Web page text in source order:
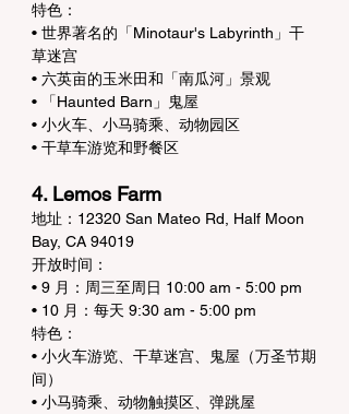
特色：
• 世界著名的「Minotaur's Labyrinth」干
草迷宫
• 六英亩的玉米田和「南瓜河」景观
• 「Haunted Barn」鬼屋
• 小火车、小马骑乘、动物园区
• 干草车游览和野餐区
4. Lemos Farm
地址：12320 San Mateo Rd, Half Moon
Bay, CA 94019
开放时间：
• 9 月：周三至周日 10:00 am - 5:00 pm
• 10 月：每天 9:30 am - 5:00 pm
特色：
• 小火车游览、干草迷宫、鬼屋（万圣节期
间）
• 小马骑乘、动物触摸区、弹跳屋